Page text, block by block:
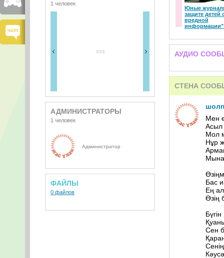
1 человек
АДМИНИСТРАТОРЫ
1 человек
Администратор
ФАЙЛЫ
0 файлов
Юные
защите детей
вредной
АУДИО
СТЕНА
Мен
Асыл
Мол
Нұр
Бас
Ең
Өзің
Сен